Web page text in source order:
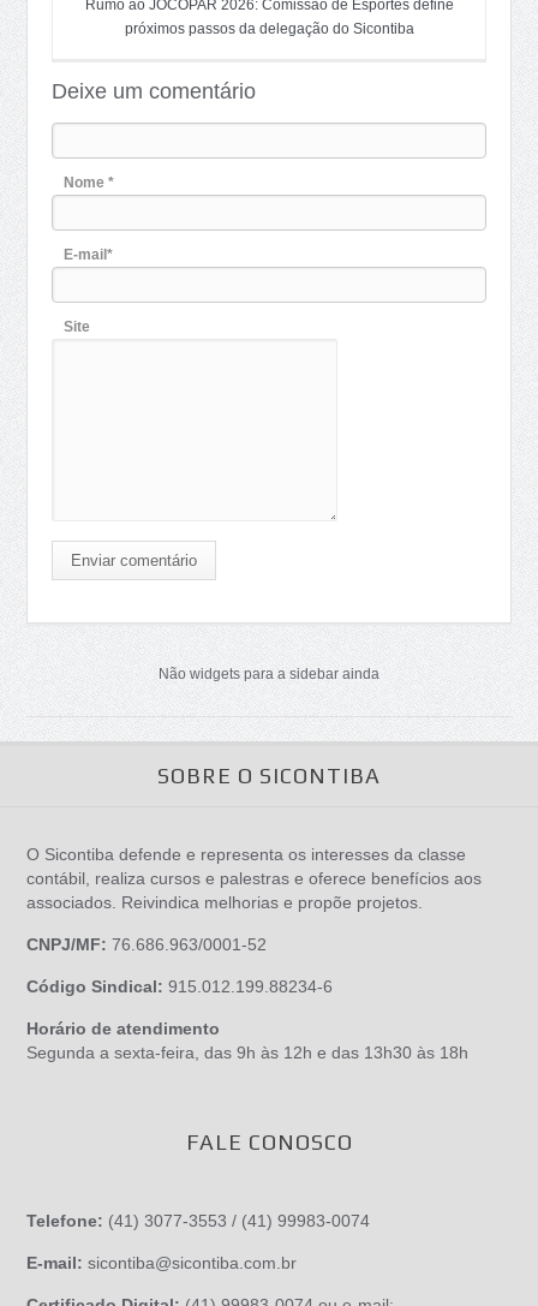
Rumo ao JOCOPAR 2026: Comissão de Esportes define
próximos passos da delegação do Sicontiba
Deixe um comentário
Nome *
E-mail*
Site
Enviar comentário
Não widgets para a sidebar ainda
SOBRE O SICONTIBA
O Sicontiba defende e representa os interesses da classe
contábil, realiza cursos e palestras e oferece benefícios aos
associados. Reivindica melhorias e propõe projetos.
CNPJ/MF: 76.686.963/0001-52
Código Sindical: 915.012.199.88234-6
Horário de atendimento
Segunda a sexta-feira, das 9h às 12h e das 13h30 às 18h
FALE CONOSCO
Telefone: (41) 3077-3553 / (41) 99983-0074
E-mail:sicontiba@sicontiba.com.br